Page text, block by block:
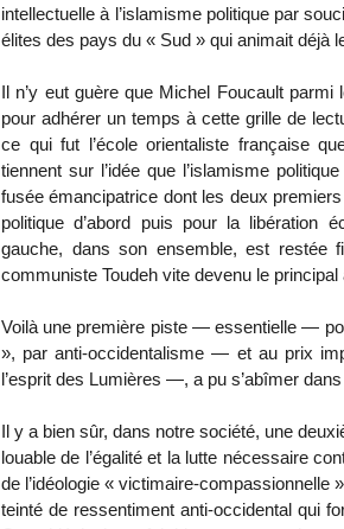
intellectuelle à l’islamisme politique par
élites des pays du « Sud » qui animait déjà
Il n’y eut guère que Michel Foucault
pour adhérer un temps à cette grille de
ce qui fut l’école orientaliste française
tiennent sur l’idée que l’islamisme
fusée émancipatrice dont les deux
politique d’abord puis pour la libération
gauche, dans son ensemble, est restée
communiste Toudeh vite devenu le
Voilà une première piste — essentielle —
», par anti-occidentalisme — et au prix
l’esprit des Lumières —, a pu s’abîmer
Il y a bien sûr, dans notre société, une
louable de l’égalité et la lutte nécessaire
de l’idéologie « victimaire-compassionnelle
teinté de ressentiment anti-occidental qui